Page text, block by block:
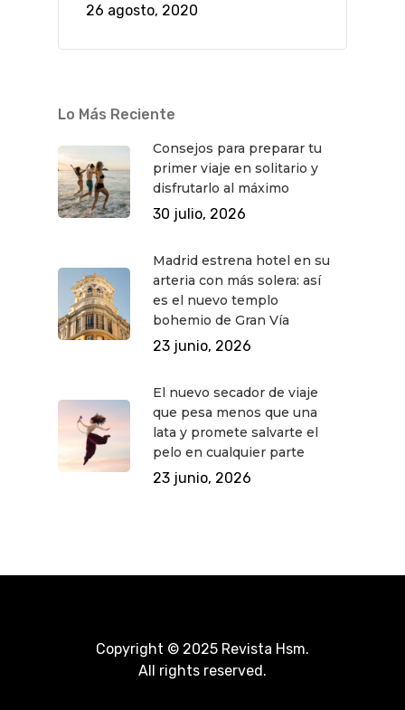
26 agosto, 2020
Lo Más Reciente
Consejos para preparar tu
primer viaje en solitario y
disfrutarlo al máximo
30 julio, 2026
Madrid estrena hotel en su
arteria con más solera: así
es el nuevo templo
bohemio de Gran Vía
23 junio, 2026
El nuevo secador de viaje
que pesa menos que una
lata y promete salvarte el
pelo en cualquier parte
23 junio, 2026
Copyright © 2025 Revista Hsm.
All rights reserved.